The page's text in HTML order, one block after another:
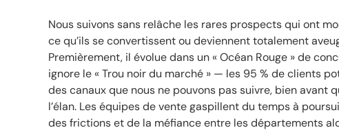
Nous suivons sans relâche les rares prospects qui ont
ce qu’ils se convertissent ou deviennent totalement
Premièrement, il évolue dans un « Océan Rouge » de
ignore le « Trou noir du marché » — les 95 % de clients
des canaux que nous ne pouvons pas suivre, bien avant
l’élan. Les équipes de vente gaspillent du temps à
des frictions et de la méfiance entre les départements